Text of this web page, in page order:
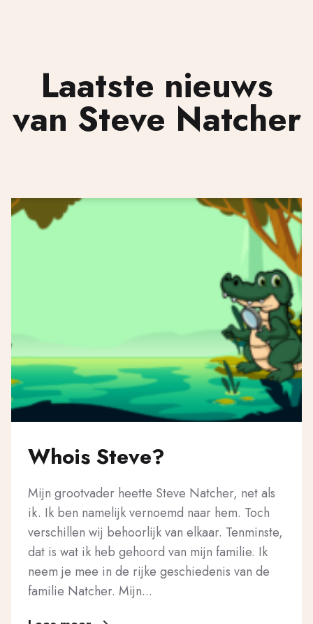
Laatste nieuws
van Steve Natcher
Whois Steve?
Mijn grootvader heette Steve Natcher, net als
ik. Ik ben namelijk vernoemd naar hem. Toch
verschillen wij behoorlijk van elkaar. Tenminste,
dat is wat ik heb gehoord van mijn familie. Ik
neem je mee in de rijke geschiedenis van de
familie Natcher. Mijn...